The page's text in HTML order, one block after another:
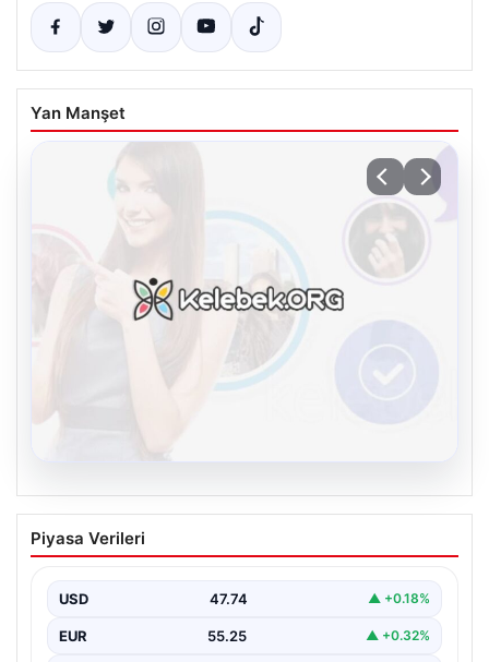
Yan Manşet
Kelebek.Org İle Sanal İletişimin Seviyeli
Adresi Ve Muhabbet Deneyimi
oluşturması kritik bir önem barındırmaktadır. Güncel
olarak…
Piyasa Verileri
USD 47.74 ▲ +0.18%
EUR 55.25 ▲ +0.32%